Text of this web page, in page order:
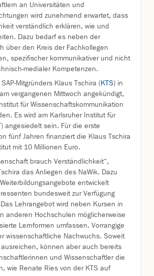
an Universitäten und
wird zunehmend erwartet, dass
verständlich erklären, wie und
Dazu bedarf es neben der
über den Kreis der Fachkollegen
spezifischer kommunikativer und nicht
medialer Kompetenzen.
Mitgründers Klaus Tschira (KTS) in
vergangenen Mittwoch angekündigt,
für Wissenschaftskommunikation
Es wird am Karlsruher Institut für
) angesiedelt sein. Für die erste
fünf Jahren finanziert die Klaus Tschira
mit 10 Millionen Euro.
brauch Verständlichkeit“,
das Anliegen des NaWik. Dazu
entwickelt
bundesweit zur Verfügung
Lehrangebot wird neben Kursen in
anderen Hochschulen möglicherweise
Lernformen umfassen. Vorrangige
wissenschaftliche Nachwuchs. Soweit
können aber auch bereits
und Wissenschaftler die
wie Renate Ries von der KTS auf